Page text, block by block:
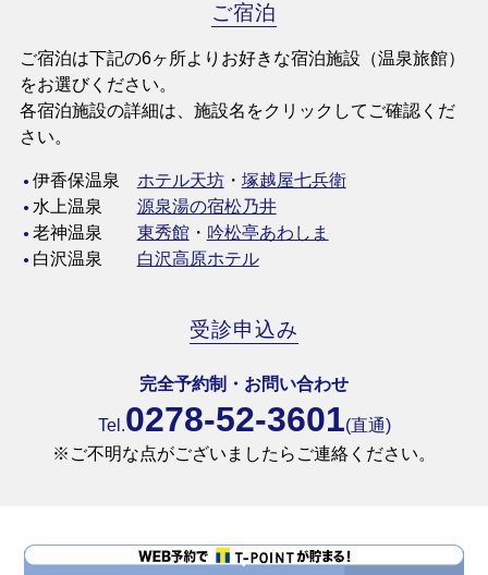
ご宿泊
ご宿泊は下記の6ヶ所よりお好きな宿泊施設（温泉旅館）
をお選びください。
各宿泊施設の詳細は、施設名をクリックしてご確認くだ
さい。
伊香保温泉 ホテル天坊・ 塚越屋七兵衛
水上温泉 源泉湯の宿松乃井
老神温泉 東秀館・ 吟松亭あわしま
白沢温泉 白沢高原ホテル
受診申込み
完全予約制・お問い合わせ
Tel.0278-52-3601(直通)
※ご不明な点がございましたらご連絡ください。